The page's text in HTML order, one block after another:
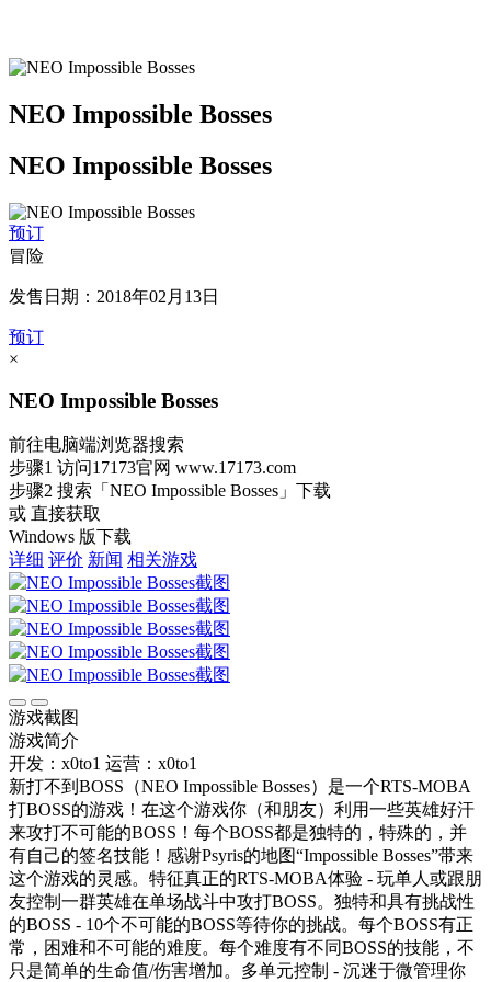
NEO Impossible Bosses
NEO Impossible Bosses
预订
冒险
发售日期：2018年02月13日
预订
×
NEO Impossible Bosses
前往电脑端浏览器搜索
步骤1 访问17173官网 www.17173.com
步骤2 搜索 「NEO Impossible Bosses」 下载
或 直接获取
Windows 版下载
详细 评价 新闻 相关游戏
游戏截图
游戏简介
开发：x0to1 运营：x0to1
新打不到BOSS（NEO Impossible Bosses）是一个RTS-MOBA
打BOSS的游戏！在这个游戏你（和朋友）利用一些英雄好汗
来攻打不可能的BOSS！每个BOSS都是独特的，特殊的，并
有自己的签名技能！感谢Psyris的地图“Impossible Bosses”带来
这个游戏的灵感。特征真正的RTS-MOBA体验 - 玩单人或跟朋
友控制一群英雄在单场战斗中攻打BOSS。独特和具有挑战性
的BOSS - 10个不可能的BOSS等待你的挑战。每个BOSS有正
常，困难和不可能的难度。每个难度有不同BOSS的技能，不
只是简单的生命值/伤害增加。多单元控制 - 沉迷于微管理你